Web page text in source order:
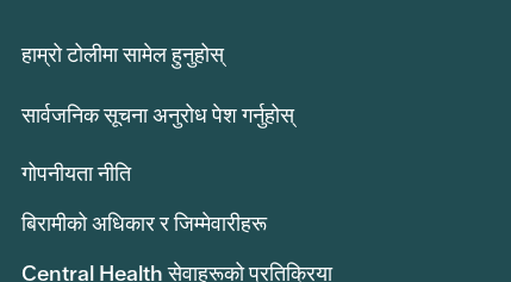
हाम्रो टोलीमा सामेल हुनुहोस्
सार्वजनिक सूचना अनुरोध पेश गर्नुहोस्
गोपनीयता नीति
बिरामीको अधिकार र जिम्मेवारीहरू
Central Health सेवाहरूको प्रतिक्रिया